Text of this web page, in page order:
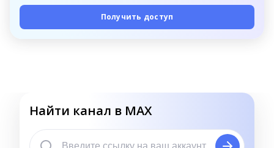
Получить доступ
Найти канал в MAX